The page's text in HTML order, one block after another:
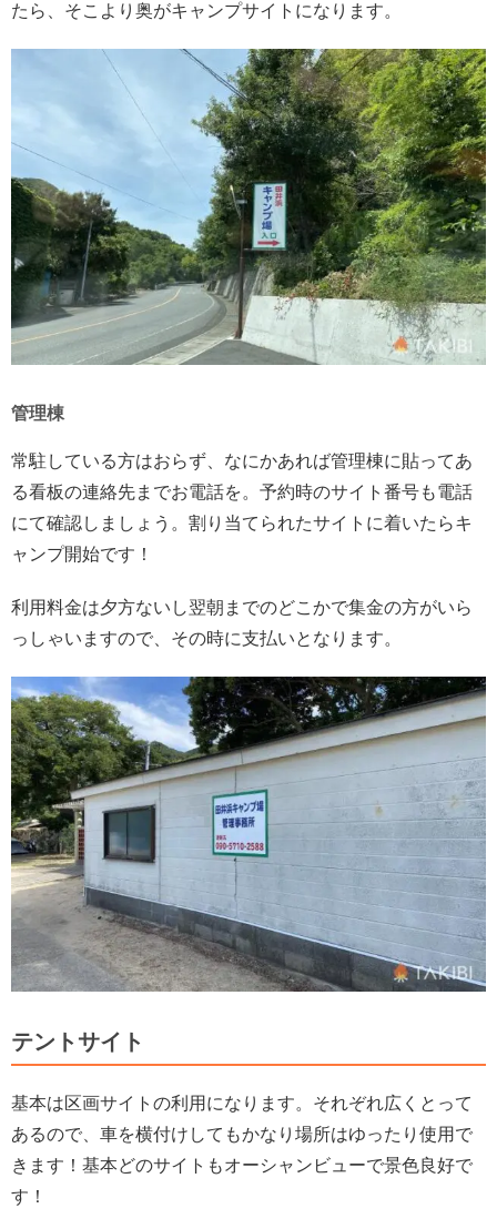
たら、そこより奥がキャンプサイトになります。
管理棟
常駐している方はおらず、なにかあれば管理棟に貼ってあ
る看板の連絡先までお電話を。予約時のサイト番号も電話
にて確認しましょう。割り当てられたサイトに着いたらキ
ャンプ開始です！
利用料金は夕方ないし翌朝までのどこかで集金の方がいら
っしゃいますので、その時に支払いとなります。
テントサイト
基本は区画サイトの利用になります。それぞれ広くとって
あるので、車を横付けしてもかなり場所はゆったり使用で
きます！基本どのサイトもオーシャンビューで景色良好で
す！